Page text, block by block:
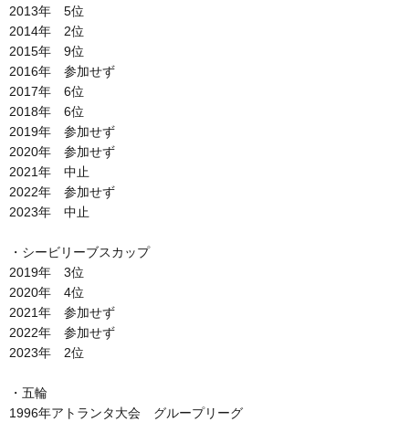
2013年 5位
2014年 2位
2015年 9位
2016年 参加せず
2017年 6位
2018年 6位
2019年 参加せず
2020年 参加せず
2021年 中止
2022年 参加せず
2023年 中止
・シービリーブスカップ
2019年 3位
2020年 4位
2021年 参加せず
2022年 参加せず
2023年 2位
・五輪
1996年アトランタ大会 グループリーグ